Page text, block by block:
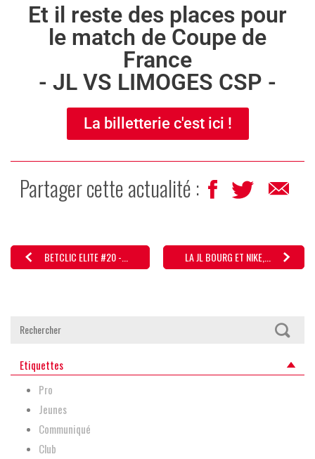
Et il reste des places pour
le match de Coupe de
France
- JL VS LIMOGES CSP -
La billetterie c'est ici !
Partager cette actualité :
BETCLIC ELITE #20 -... LA JL BOURG ET NIKE,...
Etiquettes
Pro
Jeunes
Communiqué
Club